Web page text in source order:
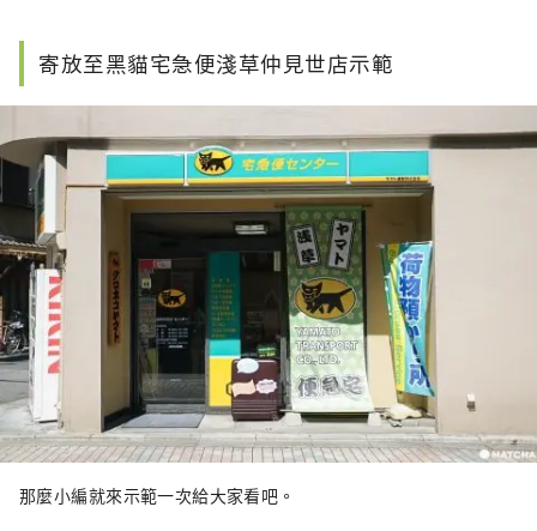
寄放至黑貓宅急便淺草仲見世店示範
那麼小編就來示範一次給大家看吧。